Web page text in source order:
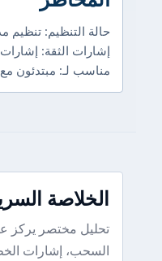
حالة التنظيم: تنظيم
إشارات الثقة:
مناسب لـ: مبتدئون
الخلاصة
تحليل مختصر يركز
السحب، إشارات